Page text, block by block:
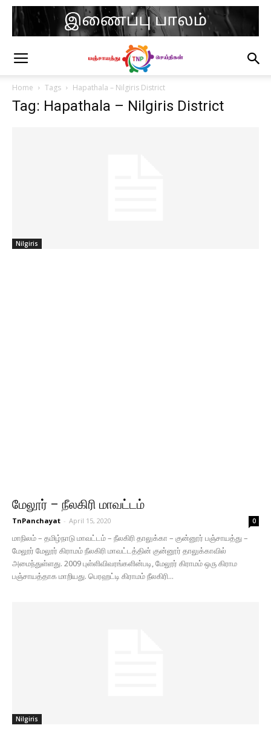
Home Tags Hapathala – Nilgiris District
Tag: Hapathala – Nilgiris District
Nilgiris
மேலூர் – நீலகிரி மாவட்டம்
TnPanchayat - April 15, 2020 0
மாநிலம் – தமிழ்நாடு மாவட்டம் – நீலகிரி தாலுக்கா – குன்னூர் பஞ்சாயத்து –
மேலூர் மேலூர் கிராமம் நீலகிரி மாவட்டத்தின் குன்னூர் தாலுக்காவில்
அமைந்துள்ளது. 2009 புள்ளிவிவரங்களின்படி, மேலூர் கிராமம் ஒரு கிராம
பஞ்சாயத்தாக மாறியது. பெரஹட்டி கிராமம் நீலகிரி...
Nilgiris